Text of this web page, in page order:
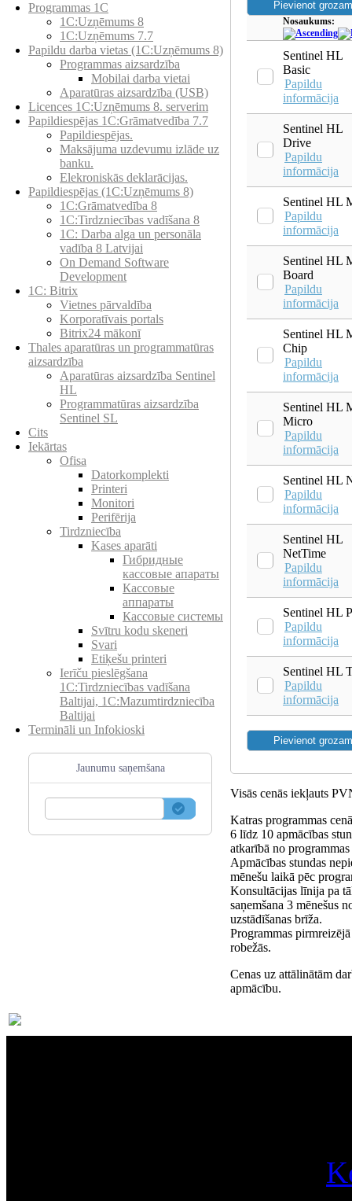
Programmas 1C
1C:Uzņēmums 8
1C:Uzņēmums 7.7
Papildu darba vietas (1C:Uzņēmums 8)
Programmas aizsardzība
Mobilai darba vietai
Aparatūras aizsardzība (USB)
Licences 1C:Uzņēmums 8. serverim
Papildiespējas 1C:Grāmatvedība 7.7
Papildiespējas.
Maksājuma uzdevumu izlāde uz
banku.
Elekroniskās deklarācijas.
Papildiespējas (1C:Uzņēmums 8)
1C:Grāmatvedība 8
1C:Tirdzniecības vadīšana 8
1С: Darba alga un personāla
vadība 8 Latvijai
On Demand Software
Development
1C: Bitrix
Vietnes pārvaldība
Korporatīvais portals
Bitrix24 mākonī
Thales aparatūras un programmatūras
aizsardzība
Aparatūras aizsardzība Sentinel
HL
Programmatūras aizsardzība
Sentinel SL
Cits
Iekārtas
Ofisa
Datorkomplekti
Printeri
Monitori
Perifērija
Tirdzniecība
Kases aparāti
Гибридные
кассовые апараты
Кассовые
аппараты
Кассовые системы
Svītru kodu skeneri
Svari
Etiķešu printeri
Ierīču pieslēgšana
1C:Tirdzniecības vadīšana
Baltijai, 1C:Mazumtirdzniecība
Baltijai
Termināli un Infokioski
Jaunumu saņemšana
Nosaukums:
Sentinel HL
Basic
Papildu
informācija
Sentinel HL
Drive
Papildu
informācija
Sentinel HL
Papildu
informācija
Sentinel HL
Board
Papildu
informācija
Sentinel HL
Chip
Papildu
informācija
Sentinel HL
Micro
Papildu
informācija
Sentinel HL
Papildu
informācija
Sentinel HL
NetTime
Papildu
informācija
Sentinel HL
Papildu
informācija
Sentinel HL
Papildu
informācija
Visās cenās iekļauts
Katras programmas
6 līdz 10 apmācības
atkarībā no
Apmācības stundas
mēnešu laikā pēc
Konsultācijas līnija pa
saņemšana 3 mēnešus
uzstādīšanas brīža.
Programmas
robežās.
Cenas uz attālinātām
apmācību.